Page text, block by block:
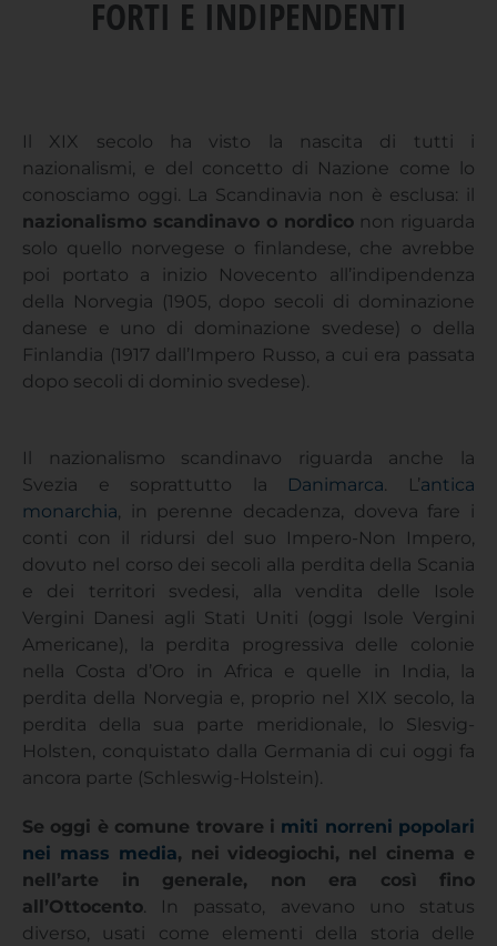
FORTI E INDIPENDENTI
Il XIX secolo ha visto la nascita di tutti i
nazionalismi, e del concetto di Nazione come lo
conosciamo oggi. La Scandinavia non è esclusa: il
nazionalismo scandinavo o nordico non riguarda
solo quello norvegese o finlandese, che avrebbe
poi portato a inizio Novecento all’indipendenza
della Norvegia (1905, dopo secoli di dominazione
danese e uno di dominazione svedese) o della
Finlandia (1917 dall’Impero Russo, a cui era passata
dopo secoli di dominio svedese).
Il nazionalismo scandinavo riguarda anche la
Svezia e soprattutto la Danimarca. L’antica
monarchia, in perenne decadenza, doveva fare i
conti con il ridursi del suo Impero-Non Impero,
dovuto nel corso dei secoli alla perdita della Scania
e dei territori svedesi, alla vendita delle Isole
Vergini Danesi agli Stati Uniti (oggi Isole Vergini
Americane), la perdita progressiva delle colonie
nella Costa d’Oro in Africa e quelle in India, la
perdita della Norvegia e, proprio nel XIX secolo, la
perdita della sua parte meridionale, lo Slesvig-
Holsten, conquistato dalla Germania di cui oggi fa
ancora parte (Schleswig-Holstein).
Se oggi è comune trovare i miti norreni popolari
nei mass media, nei videogiochi, nel cinema e
nell’arte in generale, non era così fino
all’Ottocento. In passato, avevano uno status
diverso, usati come elementi della storia delle